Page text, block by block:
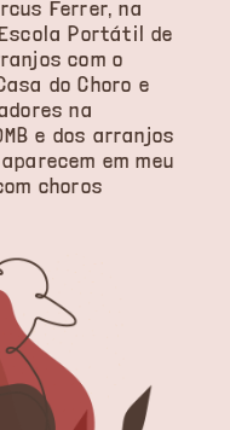
Ferrer, na
Portátil de
com o
do Choro e
na
e dos arranjos
em meu
choros